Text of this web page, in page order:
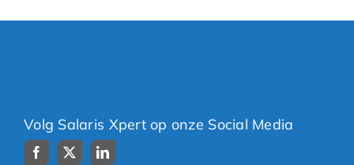
Volg Salaris Xpert op onze Social Media